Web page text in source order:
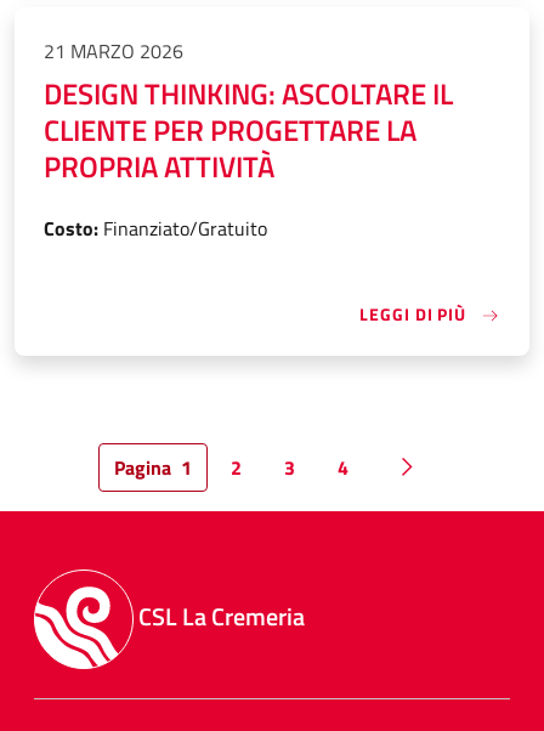
21 MARZO 2026
DESIGN THINKING: ASCOLTARE IL
CLIENTE PER PROGETTARE LA
PROPRIA ATTIVITÀ
Costo: Finanziato/Gratuito
LEGGI DI PIÙ
Pagina 1 2 3 4 Pagina
CSL La Cremeria